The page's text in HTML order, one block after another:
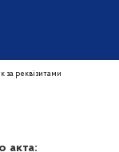
за реквізитами
акта: